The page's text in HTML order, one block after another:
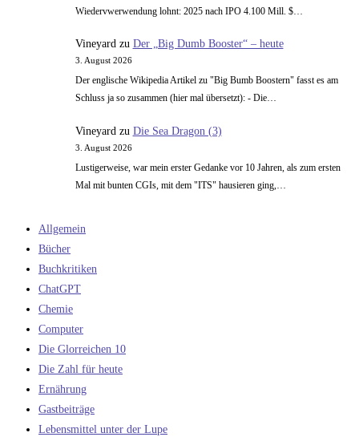
Wiedervwerwendung lohnt: 2025 nach IPO 4.100 Mill. $…
Vineyardzu Der „Big Dumb Booster“ – heute
3. August 2026
Der englische Wikipedia Artikel zu "Big Bumb Boostern" fasst es am
Schluss ja so zusammen (hier mal übersetzt): - Die…
Vineyard zu Die Sea Dragon (3)
3. August 2026
Lustigerweise, war mein erster Gedanke vor 10 Jahren, als zum ersten
Mal mit bunten CGIs, mit dem "ITS" hausieren ging,…
Allgemein
Bücher
Buchkritiken
ChatGPT
Chemie
Computer
Die Glorreichen 10
Die Zahl für heute
Ernährung
Gastbeiträge
Lebensmittel unter der Lupe